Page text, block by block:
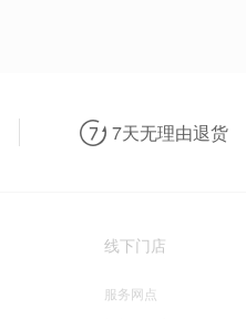
7天无理由退货
线下门店
服务网点